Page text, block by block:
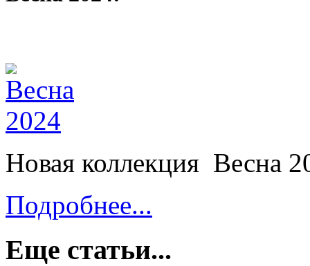
Новая коллекция Весна
Подробнее...
Еще статьи...